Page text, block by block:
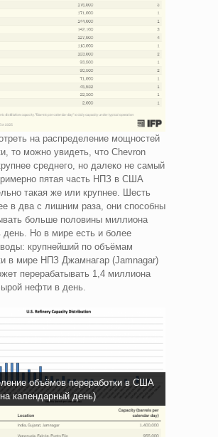
на распределение мощностей
то можно увидеть, что Chevron
среднего, но далеко не самый
пятая часть НПЗ в США
такая же или крупнее. Шесть
в два с лишним раза, они способны
больше половины миллиона
день. Но в мире есть и более
крупнейший по объёмам
в мире НПЗ Джамнагар (Jamnagar)
перерабатывать 1,4 миллиона
нефти в день.
объёмов переработки в США
календарный день)